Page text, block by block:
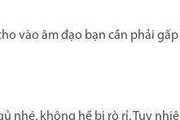
vào âm đạo bạn cần phải
nhé, không hề bị rò rỉ. Tuy